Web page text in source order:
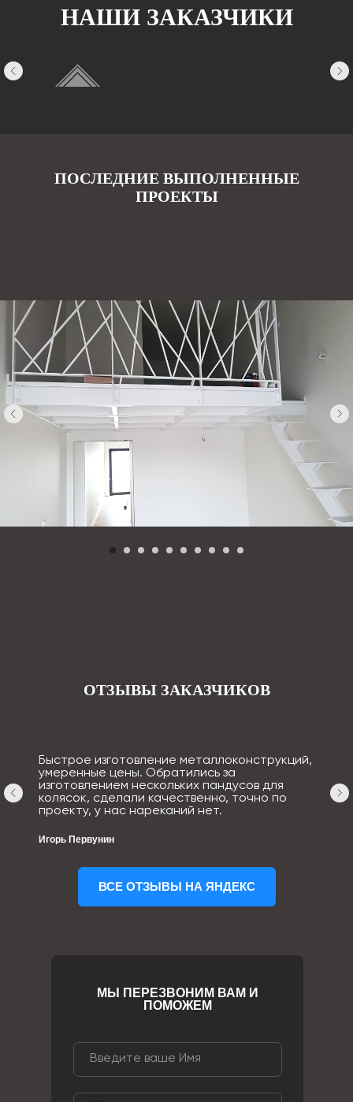
НАШИ ЗАКАЗЧИКИ
ПОСЛЕДНИЕ ВЫПОЛНЕННЫЕ
ПРОЕКТЫ
ОТЗЫВЫ ЗАКАЗЧИКОВ
Быстрое изготовление металлоконструкций,
умеренные цены. Обратились за
изготовлением нескольких пандусов для
колясок, сделали качественно, точно по
проекту, у нас нареканий нет.
Игорь Первунин
ВСЕ ОТЗЫВЫ НА ЯНДЕКС
МЫ ПЕРЕЗВОНИМ ВАМ И
ПОМОЖЕМ